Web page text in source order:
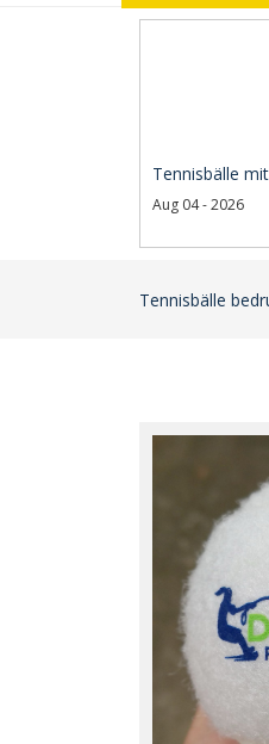
Tennisbälle
Aug 04 - 2026
Tennisbälle